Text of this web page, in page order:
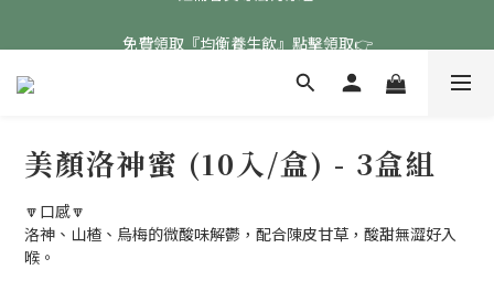
註冊會員專屬好康🧧
美顏洛神蜜 (10入/盒) - 3盒組
🔽口感🔽
洛神、山楂、烏梅的微酸味解鬱，配合陳皮甘草，酸甜無澀好入
喉。